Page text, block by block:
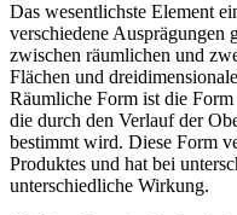
Das wesentlichste Element
verschiedene Ausprägungen
zwischen räumlichen und
Flächen und
Räumliche Form ist die
die durch den Verlauf der
bestimmt wird. Diese Form
Produktes und hat bei
unterschiedliche Wirkung.